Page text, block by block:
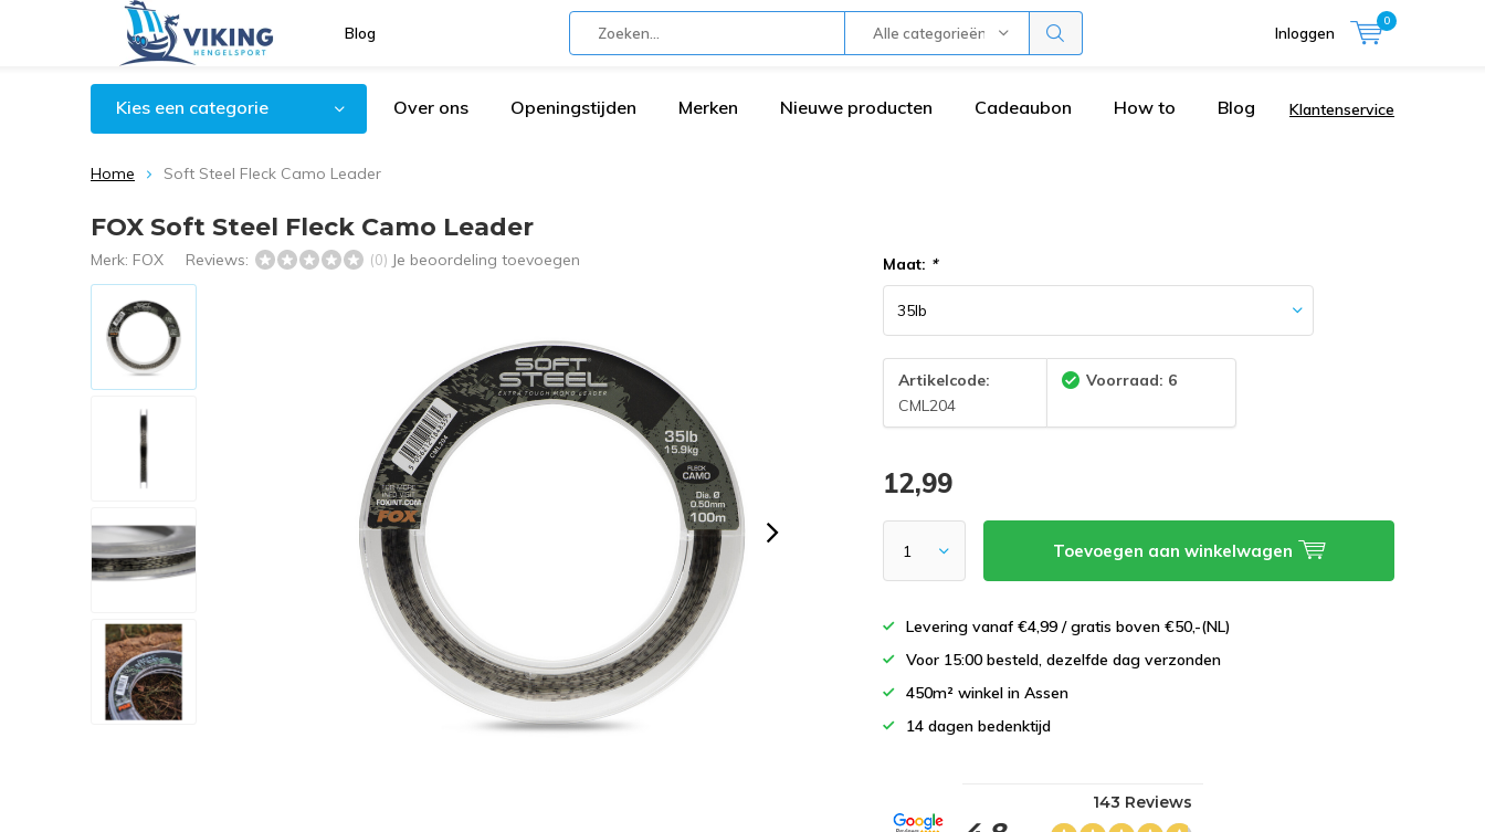
Blog Alle categorieën Inloggen
0
Kies een categorie Over ons Openingstijden Merken Nieuwe producten Cadeaubon How to Blog Klantenservice
Home Soft Steel Fleck Camo Leader
FOX Soft Steel Fleck Camo Leader
Merk: FOX Reviews: (0) Je beoordeling toevoegen Maat: *
Artikelcode:
CML204
Voorraad: 6
12,99
Toevoegen aan winkelwagen
Levering vanaf €4,99 / gratis boven €50,-(NL)
Voor 15:00 besteld, dezelfde dag verzonden
450m² winkel in Assen
14 dagen bedenktijd
143 Reviews